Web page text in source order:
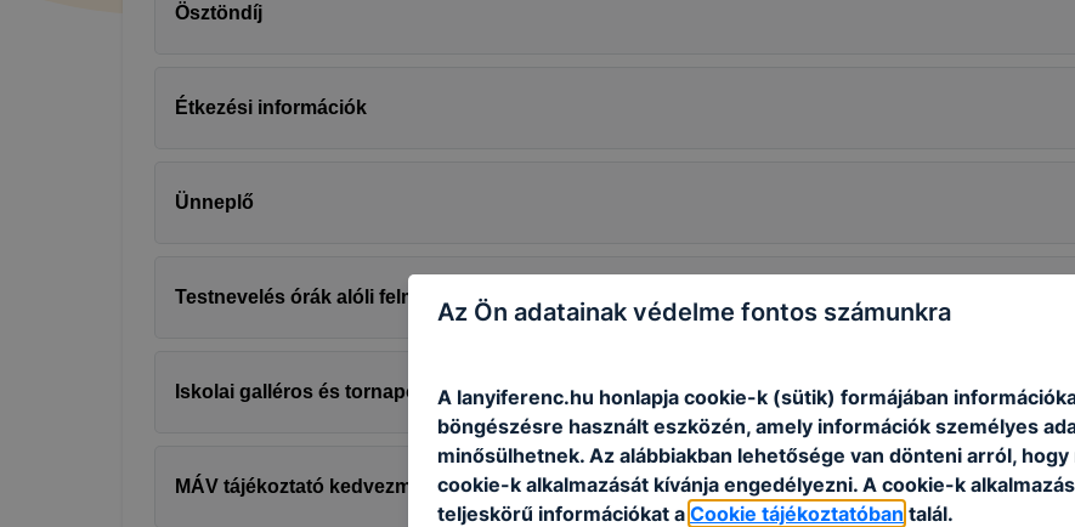
Ösztöndíj
Étkezési információk
Ünneplő
Testnevelés órák alóli felmentés
Iskolai galléros és tornapóló
MÁV tájékoztató kedvezményekről
Az Ön adatainak védelme fontos számunkra
A lanyiferenc.hu honlapja cookie-k (sütik) formájában
böngészésre használt eszközén, amely információk személyes
minősülhetnek. Az alábbiakban lehetősége van dönteni arról,
cookie-k alkalmazását kívánja engedélyezni. A cookie-k
teljeskörű információkat a Cookie tájékoztatóban talál.